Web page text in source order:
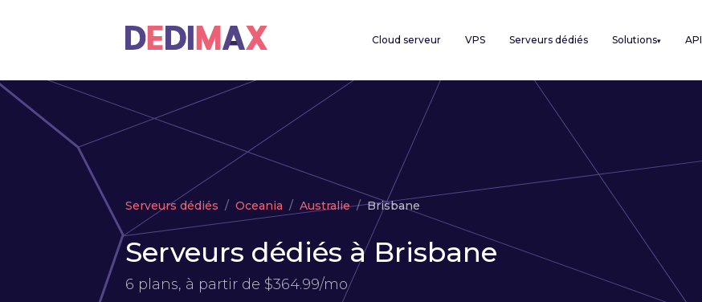
Cloud serveur VPS Serveurs dédiés Solutions▾ API
Serveurs dédiés Oceania Australie Brisbane
Serveurs dédiés à Brisbane
6 plans, à partir de $364.99/mo